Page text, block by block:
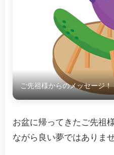
ご先祖様からのメッセージ
お盆に帰ってきたご先祖
ながら良い夢ではありませ